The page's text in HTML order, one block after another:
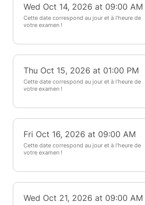
Wed Oct 14, 2026 at 09:00 AM
Cette date correspond au jour et à l'heure de
votre examen !
Thu Oct 15, 2026 at 01:00 PM
Cette date correspond au jour et à l'heure de
votre examen !
Fri Oct 16, 2026 at 09:00 AM
Cette date correspond au jour et à l'heure de
votre examen !
Wed Oct 21, 2026 at 09:00 AM